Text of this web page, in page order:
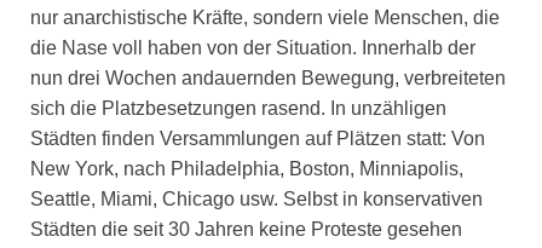
nur anarchistische Kräfte, sondern viele Menschen, die
die Nase voll haben von der Situation. Innerhalb der
nun drei Wochen andauernden Bewegung, verbreiteten
sich die Platzbesetzungen rasend. In unzähligen
Städten finden Versammlungen auf Plätzen statt: Von
New York, nach Philadelphia, Boston, Minniapolis,
Seattle, Miami, Chicago usw. Selbst in konservativen
Städten die seit 30 Jahren keine Proteste gesehen